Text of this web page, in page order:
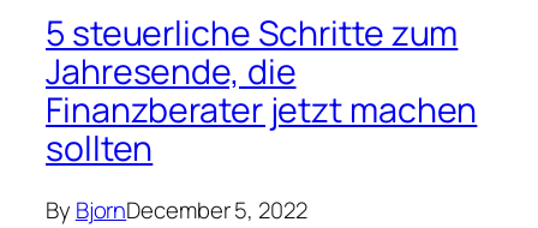
5 steuerliche Schritte zum
Jahresende, die
Finanzberater jetzt machen
sollten
By BjornDecember 5, 2022